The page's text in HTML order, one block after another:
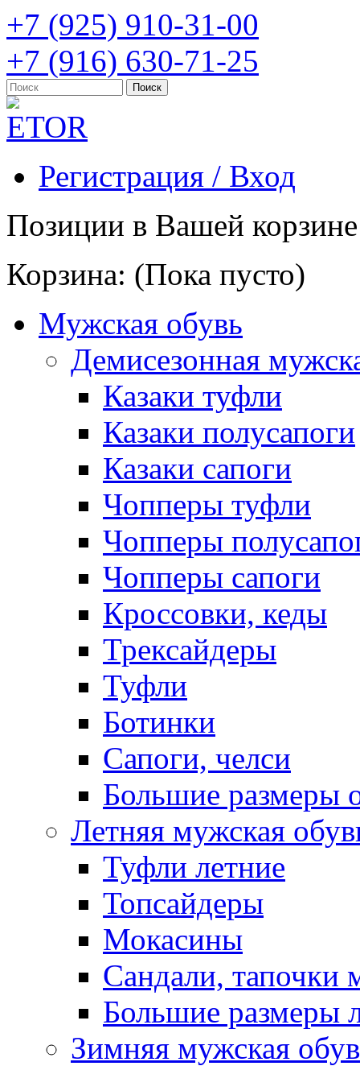
+7 (925) 910-31-00
+7 (916) 630-71-25
Регистрация / Вход
Позиции в Вашей
Корзина: (Пока пусто)
Мужская обувь
Демисезонная
Казаки туфли
Казаки полусапоги
Казаки сапоги
Чопперы туфли
Чопперы
Чопперы сапоги
Кроссовки, кеды
Трексайдеры
Туфли
Ботинки
Сапоги, челси
Большие размеры
Летняя мужская
Туфли летние
Топсайдеры
Мокасины
Сандали, тапочки
Большие размеры
Зимняя мужская